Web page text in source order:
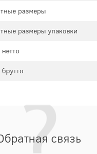
размеры
размеры упаковки
связь